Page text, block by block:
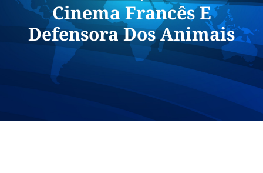
Cinema Francês E
Defensora Dos Animais